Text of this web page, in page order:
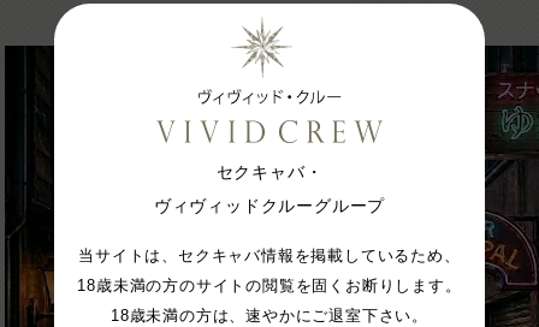
セクキャバ・
ヴィヴィッドクルーグループ
当サイトは、セクキャバ情報を掲載しているため、
18歳未満の方のサイトの閲覧を固くお断りします。
18歳未満の方は、速やかにご退室下さい。